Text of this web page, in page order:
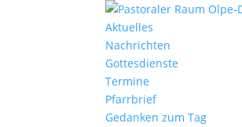
Aktu­elles
Nach­richten
Gottes­dienste
Termine
Pfarr­brief
Gedanken zum Tag